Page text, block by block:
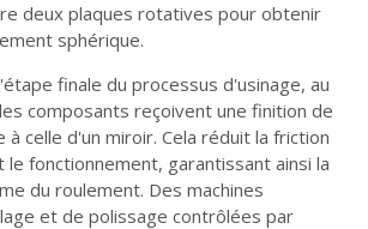
deux plaques rotatives pour obtenir
sphérique.
finale du processus d'usinage, au
composants reçoivent une finition de
à celle d'un miroir. Cela réduit la friction
fonctionnement, garantissant ainsi la
du roulement. Des machines
et de polissage contrôlées par